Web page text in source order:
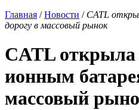
Главная /Новости / CATL
дорогу в массовый рынок
CATL открыла
ионным
массовый